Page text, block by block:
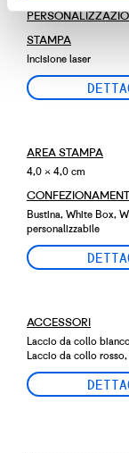
STAMPA
Incisione laser
AREA STAMPA
4,0 × 4,0 cm
Bustina, White Box,
personalizzabile
ACCESSORI
Laccio da collo
Laccio da collo